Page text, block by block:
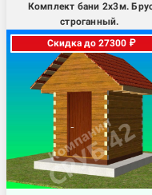
Комплект бани 2х3м.
строганный.
Скидка до 27300 ₽